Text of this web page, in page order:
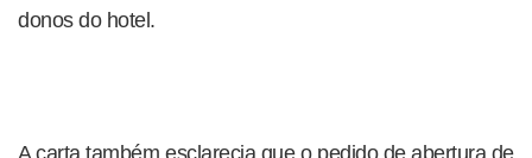
donos do hotel.
A carta também esclarecia que o pedido de abertura de